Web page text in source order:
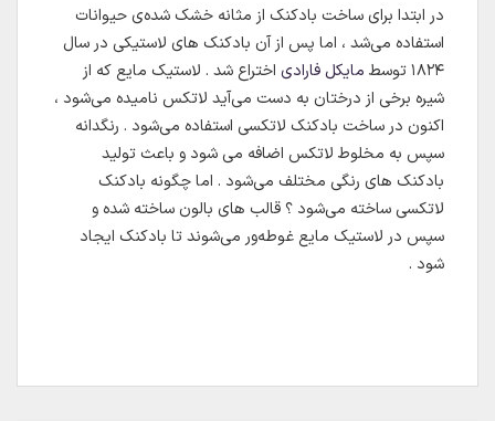
در ابتدا برای ساخت بادکنک از مثانه خشک شده‌ی حیوانات
استفاده می‌شد ، اما پس از آن بادکنک های لاستیکی در سال
۱۸۲۴ توسط
مایکل فارادی اختراع شد . لاستیک مایع که از
شیره برخی از درختان به دست می‌آید لاتکس نامیده می‌شود ،
اکنون در ساخت بادکنک لاتکسی استفاده می‌شود . رنگدانه
سپس به مخلوط لاتکس اضافه می شود و باعث تولید
بادکنک های رنگی مختلف می‌شود . اما چگونه بادکنک
لاتکسی ساخته می‌شود ؟ قالب های بالون ساخته شده و
سپس در لاستیک مایع غوطه‌ور می‌شوند تا بادکنک ایجاد
شود .